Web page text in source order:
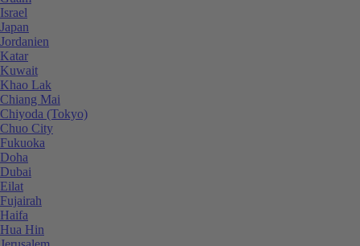
Israel
Japan
Jordanien
Katar
Kuwait
Khao Lak
Chiang Mai
Chiyoda (Tokyo)
Chuo City
Fukuoka
Doha
Dubai
Eilat
Fujairah
Haifa
Hua Hin